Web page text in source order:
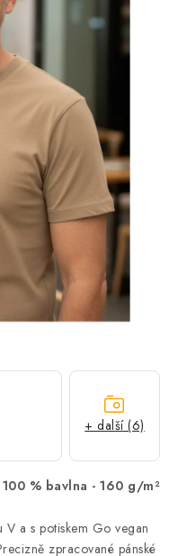
Napište nám
100 % bavlna - 160 g/m²
V a s potiskem Go vegan
zpracované pánské
+ další (6)